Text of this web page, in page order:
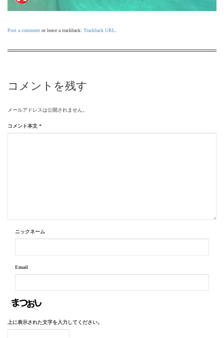
Post a comment or leave a trackback: Trackback URL
コメントを残す
メールアドレスは公開されません。
コメント本文 *
ニックネーム
Email
上に表示された文字を入力してください。